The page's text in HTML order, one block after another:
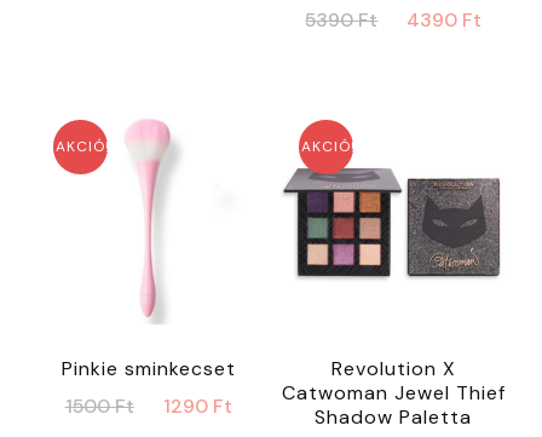
5390Ft
Original
4390 Ft
AKCIÓ!
Pinkie sminkecset
1500Ft
Original
1290 Ft
Current
AKCIÓ!
Revolution X
Catwoman Jewel Thief
Shadow Paletta